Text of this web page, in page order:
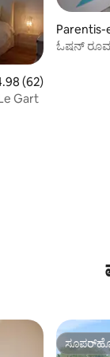
4.98 ಸರಾಸರಿ
(62)
lieu-dit Le Gart
Parentis-
ರೂಮ್
ಓಷನ್